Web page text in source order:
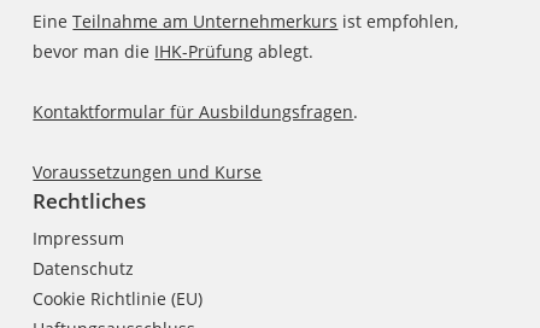
EineTeilnahme am Unternehmerkurs ist empfohlen,
bevor man die IHK-Prüfung ablegt.
Kontaktformular für Ausbildungsfragen.
Voraussetzungen und Kurse
Rechtliches
Impressum
Datenschutz
Cookie Richtlinie (EU)